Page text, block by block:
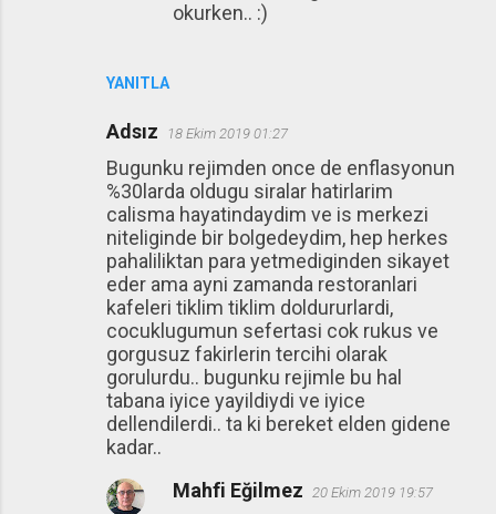
YANITLA
okurken.. :)
Adsız 18 Ekim 2019 01:27
Bugunku rejimden once de enflasyonun
%30larda oldugu siralar hatirlarim
calisma hayatindaydim ve is merkezi
niteliginde bir bolgedeydim, hep herkes
pahaliliktan para yetmediginden sikayet
eder ama ayni zamanda restoranlari
kafeleri tiklim tiklim doldururlardi,
cocuklugumun sefertasi cok rukus ve
gorgusuz fakirlerin tercihi olarak
gorulurdu.. bugunku rejimle bu hal
tabana iyice yayildiydi ve iyice
dellendilerdi.. ta ki bereket elden gidene
kadar..
Mahfi Eğilmez 20 Ekim 2019 19:57